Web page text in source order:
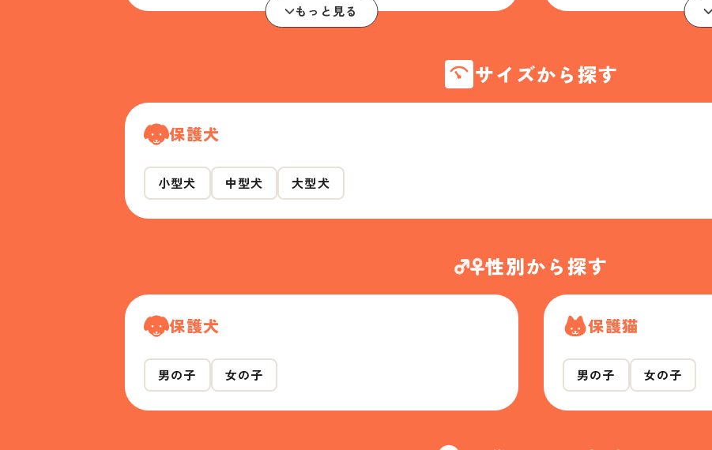
もっと見る
サイズから探す
保護犬
小型犬 中型犬 大型犬
性別から探す
保護犬
男の子 女の子
保護猫
男の子 女の子